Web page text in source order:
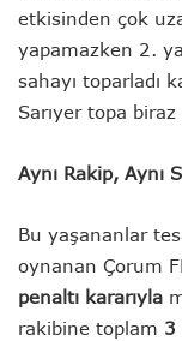
etkisinden çok
yapamazken 2.
sahayı toparladı
Sarıyer topa
Aynı Rakip, Aynı
Bu yaşananlar
oynanan Çorum
penaltı kararıyla
rakibine toplam 3